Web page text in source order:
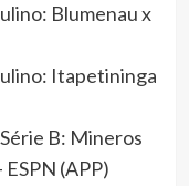
Blumenau x
Itapetininga
B: Mineros
(APP)